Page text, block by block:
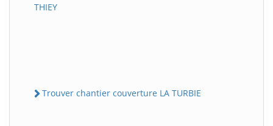
THIEY
Trouver chantier couverture LA TURBIE